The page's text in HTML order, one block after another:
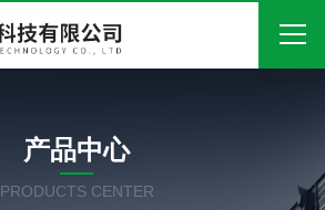
关于我们
产品中心
产品中心
PRODUCTS CENTER